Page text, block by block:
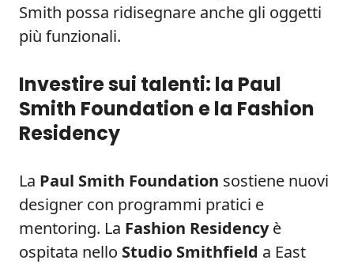
Smith possa ridisegnare anche gli oggetti
più funzionali.
Investire sui talenti: la Paul
Smith Foundation e la Fashion
Residency
La Paul Smith Foundation sostiene nuovi
designer con programmi pratici e
mentoring. La Fashion Residencyè
ospitata nello Studio Smithfield a East